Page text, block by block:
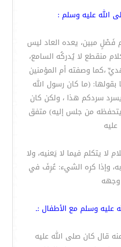
الله عليه وسلم :
فَصْلٍ مبين، يعده العاد ليس
منقطع لا يُدركُه السامع،
،كما وصفته أم المؤمنين
(ما كان رسول الله
سردكم هذا ، ولكن كان
من جلس إليه) متفق
عليه
لا يتكلم فيما لا يَعنيه، ولا
وإذا كرِه الشيء‏:‏ عُرِفَ في
وجهه
عليه وسلم مع الأطفال :ـ
قال كان صلى الله عليه